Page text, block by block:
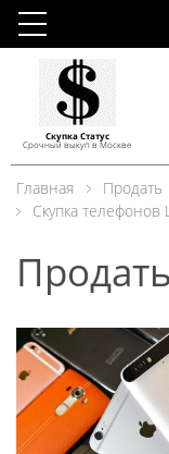
Скупка Статус
Срочный выкуп в Москве
Главная Продать
Скупка телефонов